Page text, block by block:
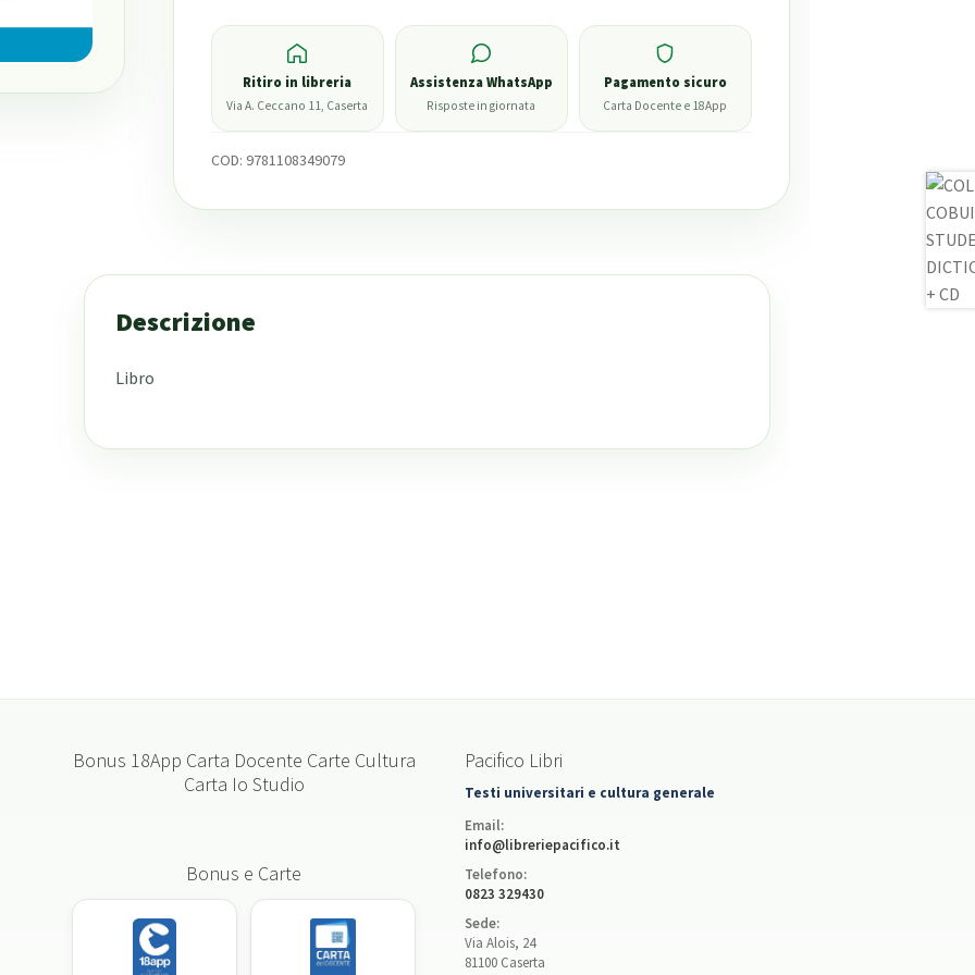
Ritiro in libreria
Via A. Ceccano 11, Caserta
Assistenza WhatsApp
Risposte in giornata
Pagamento sicuro
Carta Docente e 18App
COD: 9781108349079
Descrizione
Libro
Bonus 18App Carta Docente Carte Cultura
Carta Io Studio
Bonus e Carte
Pacifico Libri
Testi universitari e cultura generale
Email:
info@libreriepacifico.it
Telefono:
0823 329430
Sede:
Via Alois, 24
81100 Caserta